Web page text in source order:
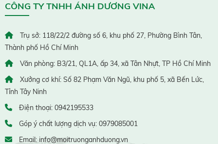
CÔNG TY TNHH ÁNH DƯƠNG VINA
Trụ sở: 118/22/2 đường số 6, khu phố 27, Phường Bình Tân,
Thành phố Hồ Chí Minh
Văn phòng: B3/21, QL1A, ấp 34, xã Tân Nhựt, TP Hồ Chí Minh
Xưởng cơ khí: Số 82 Phạm Văn Ngũ, khu phố 5, xã Bến Lức,
Tỉnh Tây Ninh
Điện thoại: 0942195533
Góp ý chất lượng dịch vụ: 0979085001
Email: info@moitruonganhduong.vn